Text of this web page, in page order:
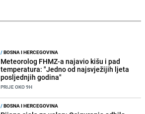
/BOSNA I HERCEGOVINA
Meteorolog FHMZ-a najavio kišu i pad
temperatura: "Jedno od najsvježijih ljeta
posljednjih godina"
PRIJE OKO 9H
/BOSNA I HERCEGOVINA